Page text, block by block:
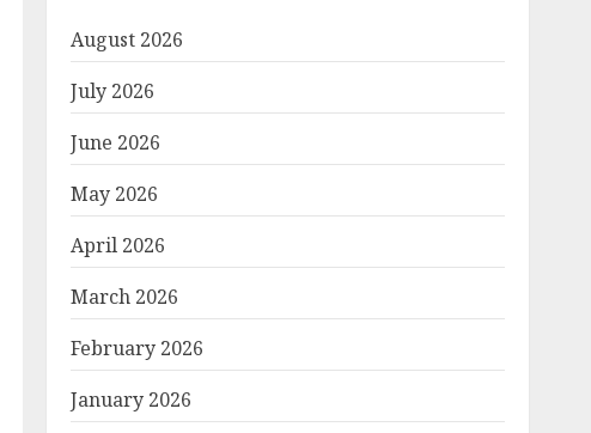
August 2026
July 2026
June 2026
May 2026
April 2026
March 2026
February 2026
January 2026